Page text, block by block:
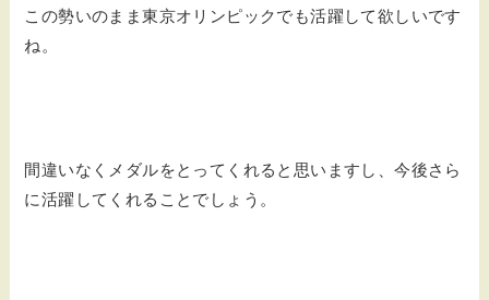
この勢いのまま東京オリンピックでも活躍して欲しいです
ね。
間違いなくメダルをとってくれると思いますし、今後さら
に活躍してくれることでしょう。